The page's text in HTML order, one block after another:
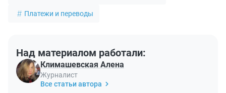
Платежи и переводы
Над материалом работали:
Климашевская Алена
Журналист
Все статьи автора